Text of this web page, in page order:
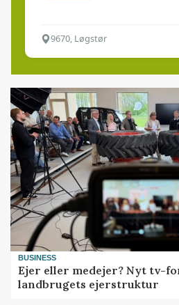
9670, Løgstør
BUSINESS
Ejer eller medejer? Nyt tv-
landbrugets ejerstruktur